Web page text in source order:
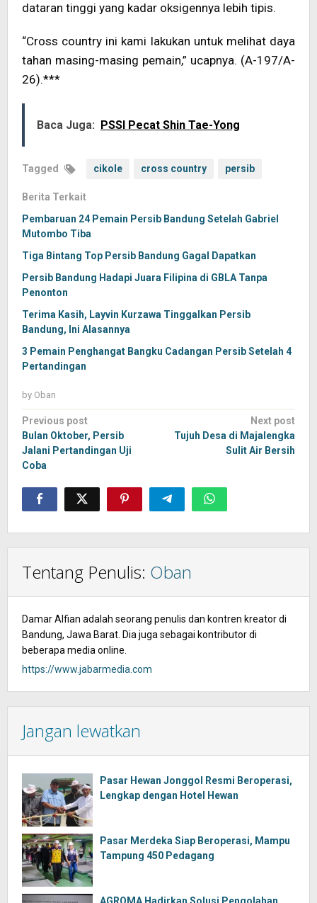
dataran tinggi yang kadar oksigennya lebih tipis.
“Cross country ini kami lakukan untuk melihat daya
tahan masing-masing pemain,” ucapnya. (A-197/A-
26).***
Baca Juga: PSSI Pecat Shin Tae-Yong
Tagged cikole cross country persib
Berita Terkait
Pembaruan 24 Pemain Persib Bandung Setelah Gabriel
Mutombo Tiba
Tiga Bintang Top Persib Bandung Gagal Dapatkan
Persib Bandung Hadapi Juara Filipina di GBLA Tanpa
Penonton
Terima Kasih, Layvin Kurzawa Tinggalkan Persib
Bandung, Ini Alasannya
3 Pemain Penghangat Bangku Cadangan Persib Setelah 4
Pertandingan
by Oban
Post
navigation
Previous post
Bulan Oktober, Persib
Jalani Pertandingan Uji
Coba
Next post
Tujuh Desa di Majalengka
Sulit Air Bersih
Tentang Penulis: Oban
Damar Alfian adalah seorang penulis dan kontren kreator di
Bandung, Jawa Barat. Dia juga sebagai kontributor di
beberapa media online.
https://www.jabarmedia.com
Jangan lewatkan
Pasar Hewan Jonggol Resmi Beroperasi,
Lengkap dengan Hotel Hewan
Pasar Merdeka Siap Beroperasi, Mampu
Tampung 450 Pedagang